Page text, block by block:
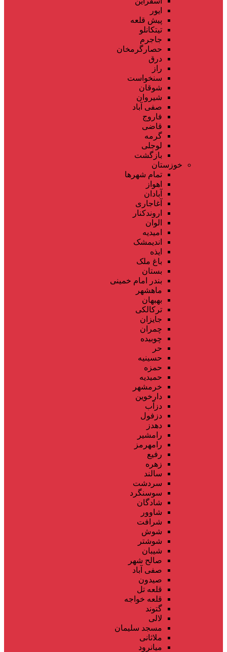
ایور
پیش قلعه
تیتکانلو
جاجرم
حصارگرمخان
درق
راز
سنخواست
شوقان
شیروان
صفی آباد
فاروج
قاضی
گرمه
لوجلی
بازگشت
خوزستان
تمام شهر‌ها
اهواز
آبادان
آغاجاری
اروندکنار
الوان
امیدیه
اندیمشک
ایذه
باغ ملک
بستان
بندر امام خمینی
ماهشهر
بهبهان
ترکالکی
جایزان
چمران
چوبیده
حر
حسینیه
حمزه
حمیدیه
خرمشهر
دارخوین
دزآب
دزفول
دهدز
رامشیر
رامهرمز
رفیع
زهره
سالند
سردشت
سوسنگرد
شادگان
شاوور
شرافت
شوش
شوشتر
شیبان
صالح شهر
صفی آباد
صیدون
قلعه تل
قلعه خواجه
گتوند
لالی
مسجد سلیمان
ملاثانی
میانرود